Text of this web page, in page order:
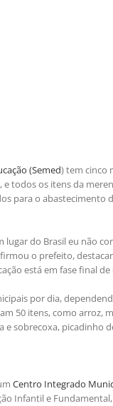
(Semed) tem cinco
todos os itens da
para o abastecimento
do Brasil eu não
o prefeito,
está em fase final
por dia,
50 itens, como arroz,
sobrecoxa, picadinho
Centro Integrado
Infantil e